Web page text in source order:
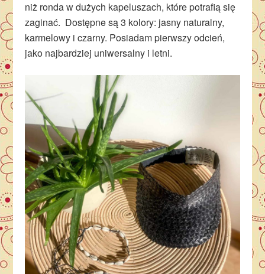
niż ronda w dużych kapeluszach, które potrafią się
zaginać. Dostępne są 3 kolory: jasny naturalny,
karmelowy i czarny. Posiadam pierwszy odcień,
jako najbardziej uniwersalny i letni.